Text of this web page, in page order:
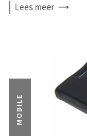
Leesmeer
MOBILE